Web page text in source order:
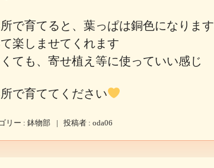
で育てると、葉っぱは銅色になります
楽しませてくれます
ても、寄せ植え等に使っていい感じ
で育ててください
リー : 鉢物部 | 投稿者 : oda06